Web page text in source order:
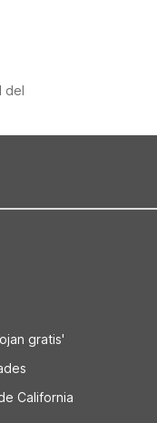
del
gratis'
California